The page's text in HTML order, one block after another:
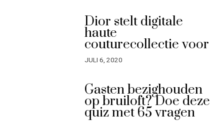
Dior stelt digitale
haute
couturecollectie voor
JULI 6, 2020
Gasten bezighouden
op bruiloft? Doe deze
quiz met 65 vragen